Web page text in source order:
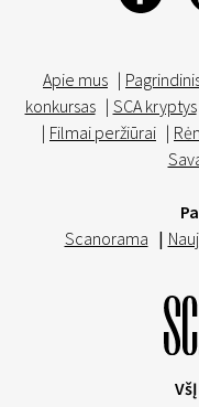
Apie mus |
konkursas | SCA kryptys
| Filmai peržiūrai |
Scanorama |